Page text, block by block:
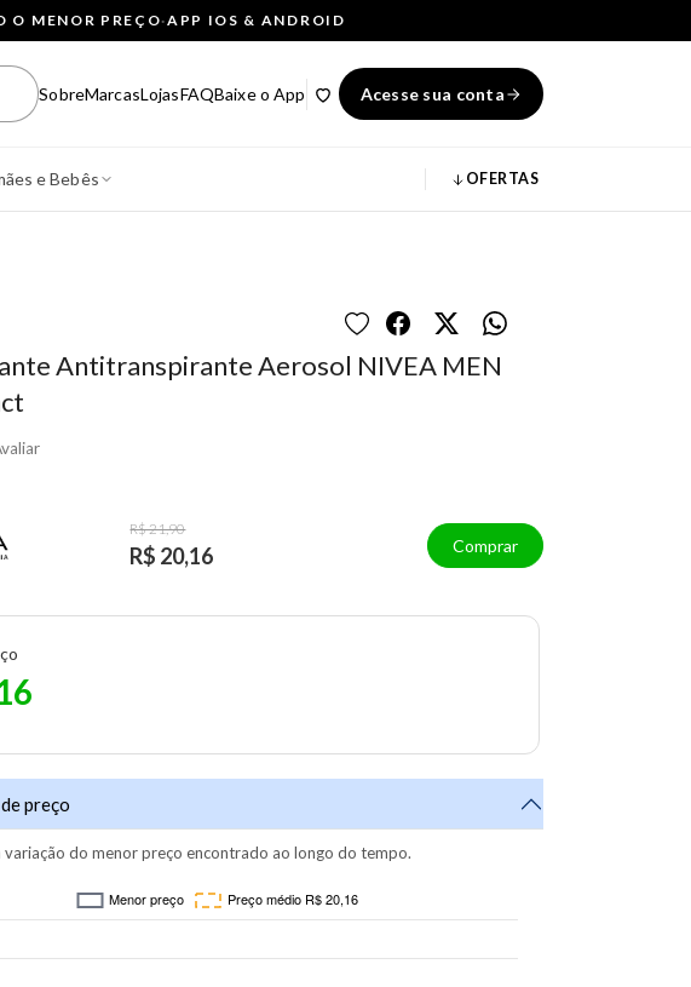
O MENOR PREÇO·APP IOS & ANDROID
SobreMarcasLojasFAQBaixe o App Acesse sua conta
e Bebês OFERTAS
Antitranspirante Aerosol NIVEA MEN
R$ 21,90
R$ 20,16 Comprar
preço
variação do menor preço encontrado ao longo do tempo.